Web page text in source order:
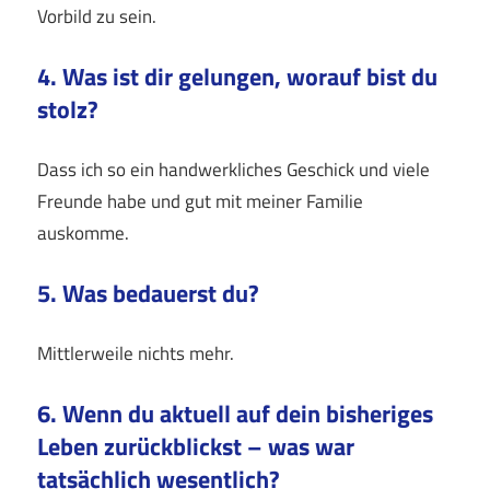
Vorbild zu sein.
4. Was ist dir gelungen, worauf bist du
stolz?
Dass ich so ein handwerkliches Geschick und viele
Freunde habe und gut mit meiner Familie
auskomme.
5. Was bedauerst du?
Mittlerweile nichts mehr.
6. Wenn du aktuell auf dein bisheriges
Leben zurückblickst – was war
tatsächlich wesentlich?